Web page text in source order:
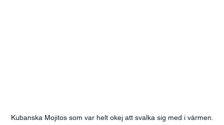
Kubanska Mojitos som var helt okej att svalka sig med i värmen.